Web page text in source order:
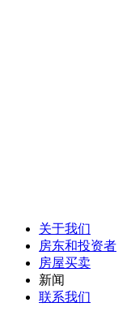
关于我们
房东和投资者
房屋买卖
新闻
联系我们